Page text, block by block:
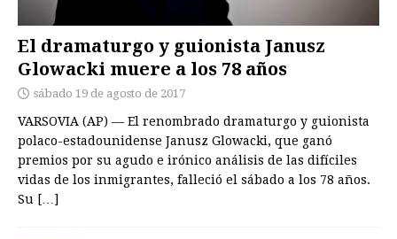
El dramaturgo y guionista Janusz
Glowacki muere a los 78 años
sábado 19 de agosto de 2017
VARSOVIA (AP) — El renombrado dramaturgo y guionista
polaco-estadounidense Janusz Glowacki, que ganó
premios por su agudo e irónico análisis de las difíciles
vidas de los inmigrantes, falleció el sábado a los 78 años.
Su […]